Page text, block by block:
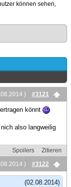
können sehen,
) #3121
könnt
also langweilig
Spoilers
Zitieren
)
#3122
(02.08.2014)